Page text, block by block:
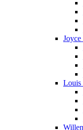
Louis